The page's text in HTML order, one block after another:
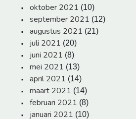
oktober 2021 (10)
september 2021 (12)
augustus 2021 (21)
juli 2021 (20)
juni 2021 (8)
mei 2021 (13)
april 2021 (14)
maart 2021 (14)
februari 2021 (8)
januari 2021 (10)